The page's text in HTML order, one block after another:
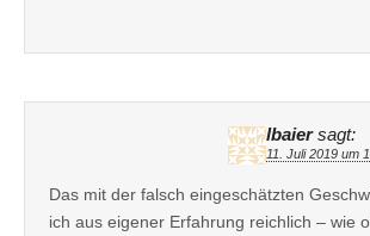
lbaier sagt:
11. Juli 2019 um
Das mit der falsch eingeschätzten
ich aus eigener Erfahrung reichlich – wie